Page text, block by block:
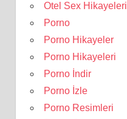
Otel Sex Hikayeleri
Porno
Porno Hikayeler
Porno Hikayeleri
Porno İndir
Porno İzle
Porno Resimleri